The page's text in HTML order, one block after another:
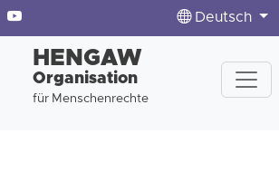
Deutsch
HENGAW
Organisation
für Menschenrechte